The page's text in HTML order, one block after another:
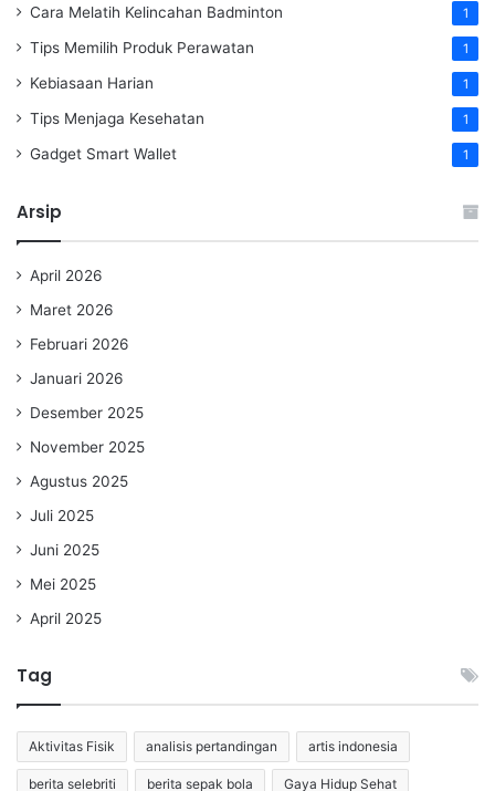
Cara Melatih Kelincahan Badminton 1
Tips Memilih Produk Perawatan 1
Kebiasaan Harian 1
Tips Menjaga Kesehatan 1
Gadget Smart Wallet 1
Arsip
April 2026
Maret 2026
Februari 2026
Januari 2026
Desember 2025
November 2025
Agustus 2025
Juli 2025
Juni 2025
Mei 2025
April 2025
Tag
Aktivitas Fisik analisis pertandingan artis indonesia
berita selebriti berita sepak bola Gaya Hidup Sehat